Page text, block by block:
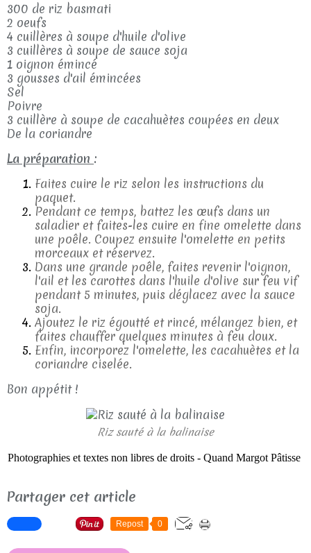
300 de riz basmati
2 oeufs
4 cuillères à soupe d'huile d'olive
3 cuillères à soupe de sauce soja
1 oignon émincé
3 gousses d'ail émincées
Sel
Poivre
3 cuillère à soupe de cacahuètes coupées en deux
De la coriandre
La préparation :
Faites cuire le riz selon les instructions du
paquet.
Pendant ce temps, battez les œufs dans un
saladier et faites-les cuire en fine omelette dans
une poêle. Coupez ensuite l'omelette en petits
morceaux et réservez.
Dans une grande poêle, faites revenir l'oignon,
l'ail et les carottes dans l'huile d'olive sur feu vif
pendant 5 minutes, puis déglacez avec la sauce
soja.
Ajoutez le riz égoutté et rincé, mélangez bien, et
faites chauffer quelques minutes à feu doux.
Enfin, incorporez l'omelette, les cacahuètes et la
coriandre ciselée.
Bon appétit !
Riz sauté à la balinaise
Photographies et textes non libres de droits - Quand Margot Pâtisse
Partager cet article
Repost 0